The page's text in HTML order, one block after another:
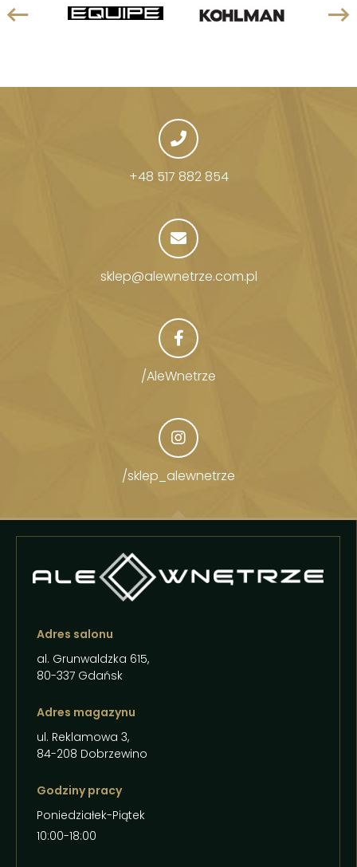
+48 517 882 854
sklep@alewnetrze.com.pl
/AleWnetrze
/sklep_alewnetrze
Adres salonu
al. Grunwaldzka 615,
80-337 Gdańsk
Adres magazynu
ul. Reklamowa 3,
84-208 Dobrzewino
Godziny pracy
Poniedziałek-Piątek
10:00-18:00